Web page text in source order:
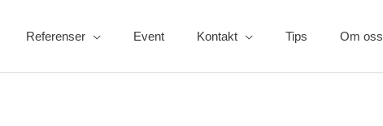
Referenser Event Kontakt Tips Om oss